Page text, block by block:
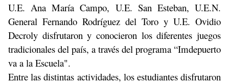
U.E. Ana María Campo, U.E. San Esteban, U.E.N.
General Fernando Rodríguez del Toro y U.E. Ovidio
Decroly disfrutaron y conocieron los diferentes juegos
tradicionales del país, a través del programa “Imdepuerto
va a la Escuela".
Entre las distintas actividades, los estudiantes disfrutaron